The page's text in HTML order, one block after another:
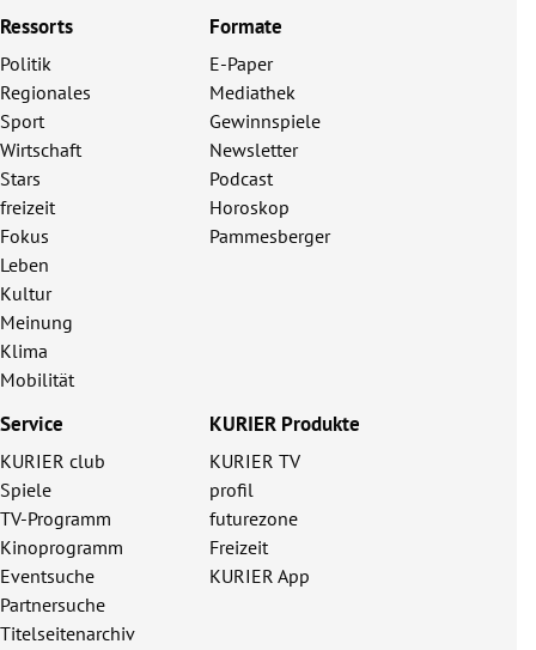
Ressorts
Politik
Regionales
Sport
Wirtschaft
Stars
freizeit
Fokus
Leben
Kultur
Meinung
Klima
Mobilität
Formate
E-Paper
Mediathek
Gewinnspiele
Newsletter
Podcast
Horoskop
Pammesberger
Service
KURIER club
Spiele
TV-Programm
Kinoprogramm
Eventsuche
Partnersuche
Titelseitenarchiv
KURIER Produkte
KURIER TV
profil
futurezone
Freizeit
KURIER App